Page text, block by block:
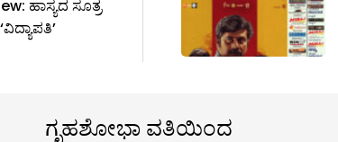
ಹಾಸ್ಯದ ಸೂತ್ರ
ಗೃಹಶೋಭಾ ವತಿಯಿಂದ